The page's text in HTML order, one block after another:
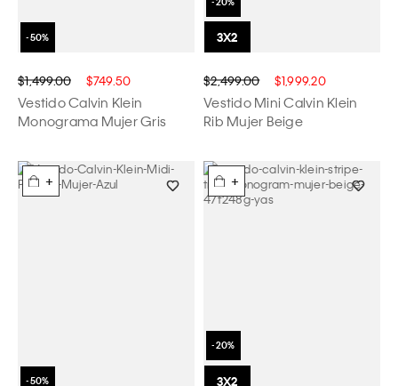
$1,499.00 $749.50
Vestido Calvin Klein
Monograma Mujer Gris
$2,499.00 $1,999.20
Vestido Mini Calvin Klein
Rib Mujer Beige
+ +